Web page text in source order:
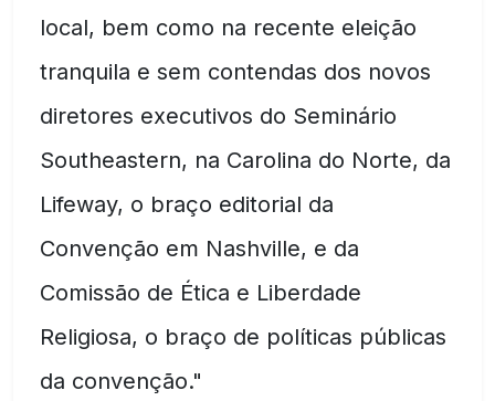
local, bem como na recente eleição
tranquila e sem contendas dos novos
diretores executivos do Seminário
Southeastern, na Carolina do Norte, da
Lifeway, o braço editorial da
Convenção em Nashville, e da
Comissão de Ética e Liberdade
Religiosa, o braço de políticas públicas
da convenção."